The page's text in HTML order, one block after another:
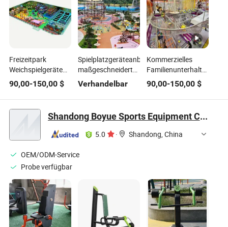
Freizeitpark
Weichspielgeräte
Kinder
Ungezogenes
Schloss Kinder
Indoor-
Spielplatzgeräte
90,00-150,00 $
Spielplatzgeräteanbieter
maßgeschneiderte
Themenparkprojekte
Verhandelbar
Kommerzielles
maßgeschneiderter
Abenteuer- und
Fitnesspark-
für Kinder
90,00-150,00$
Shandong Boyue Sports Equipment Co., Ltd.
5.0 · Shandong, China
OEM/ODM-Service
Probe verfügbar